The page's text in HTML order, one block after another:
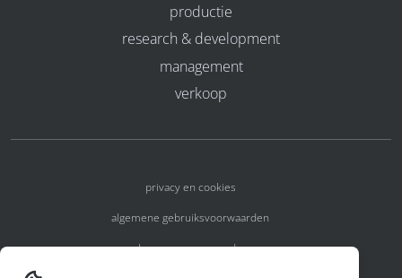
productie
research & development
management
verkoop
privacy en cookies
algemene gebruiksvoorwaarden
algemene voorwaarden